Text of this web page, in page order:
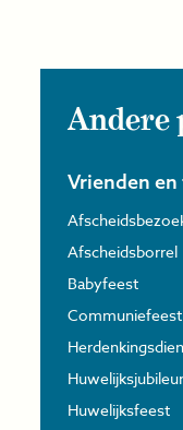
Andere
Vrienden
Afscheidsborrel
Babyfeest
Communiefeest
Huwelijksfeest